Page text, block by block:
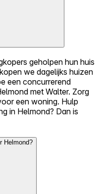
geholpen hun huis
we dagelijks huizen
een concurrerend
met Walter. Zorg
een woning. Hulp
in Helmond? Dan is
Helmond?